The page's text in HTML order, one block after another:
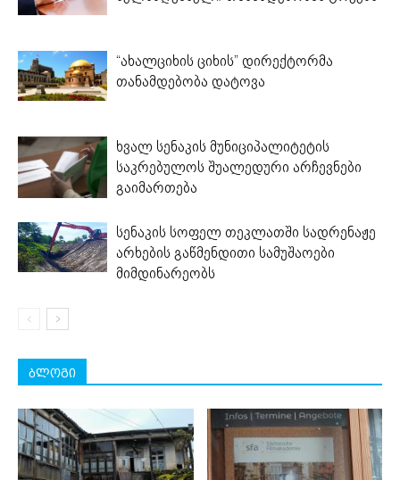
“ახალციხის ციხის” დირექტორმა
თანამდებობა დატოვა
ხვალ სენაკის მუნიციპალიტეტის
საკრებულოს შუალედური არჩევნები
გაიმართება
სენაკის სოფელ თეკლათში სადრენაჟე
არხების გაწმენდითი სამუშაოები
მიმდინარეობს
ბლოგი